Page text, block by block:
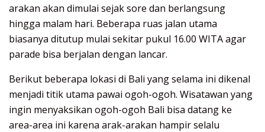
arakan akan dimulai sejak sore dan berlangsung
hingga malam hari. Beberapa ruas jalan utama
biasanya ditutup mulai sekitar pukul 16.00 WITA agar
parade bisa berjalan dengan lancar.
Berikut beberapa lokasi di Bali yang selama ini dikenal
menjadi titik utama pawai ogoh-ogoh. Wisatawan yang
ingin menyaksikan ogoh-ogoh Bali bisa datang ke
area-area ini karena arak-arakan hampir selalu